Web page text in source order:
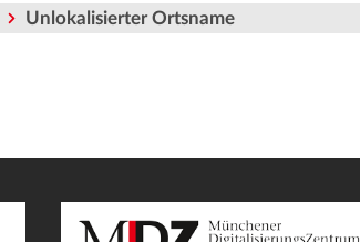
Unlokalisierter Ortsname